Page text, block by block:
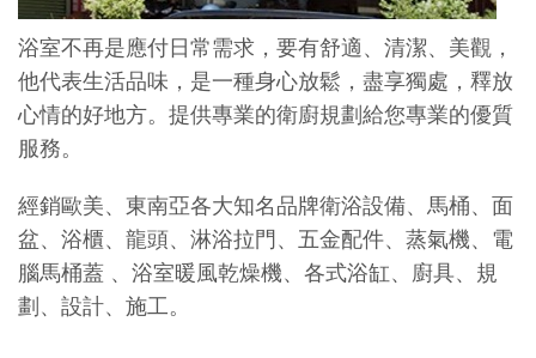
浴室不再是應付日常需求，要有舒適、清潔、美觀，
他代表生活品味，是一種身心放鬆，盡享獨處，釋放
心情的好地方。提供專業的衛廚規劃給您專業的優質
服務。
經銷歐美、東南亞各大知名品牌衛浴設備、馬桶、面
盆、浴櫃、龍頭、淋浴拉門、五金配件、蒸氣機、電
腦馬桶蓋 、浴室暖風乾燥機、各式浴缸、廚具、規
劃、設計、施工。